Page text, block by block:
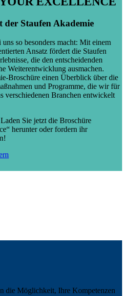
der Staufen Akademie
so besonders macht: Mit einem
Ansatz fördert die Staufen
die den entscheidenden
Weiterentwicklung ausmachen.
Broschüre einen Überblick über die
und Programme, die wir für
verschiedenen Branchen entwickelt
Sie jetzt die Broschüre
herunter oder fordern ihr
die Möglichkeit, Ihre Kompetenzen